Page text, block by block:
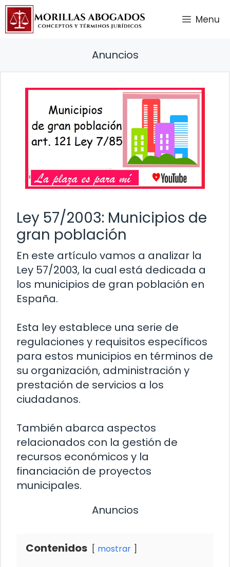
Saltar
contenido
Menu
Anuncios
Ley 57/2003: Municipios de
gran población
En este artículo vamos a analizar la
Ley 57/2003, la cual está dedicada a
los municipios de gran población en
España.
Esta ley establece una serie de
regulaciones y requisitos específicos
para estos municipios en términos de
su organización, administración y
prestación de servicios a los
ciudadanos.
También abarca aspectos
relacionados con la gestión de
recursos económicos y la
financiación de proyectos
municipales.
Anuncios
Contenidos mostrar